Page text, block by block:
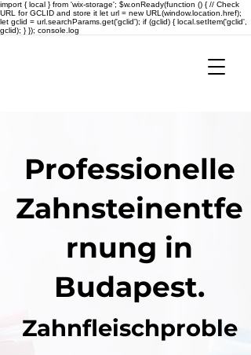
import { local } from 'wix-storage'; $w.onReady(function () { // Check
URL for GCLID and store it let url = new URL(window.location.href);
let gclid = url.searchParams.get('gclid'); if (gclid) { local.setItem('gclid',
gclid); } }); console.log
Professionelle
Zahnsteinentfe
rnung in
Budapest.
Zahnfleischproble